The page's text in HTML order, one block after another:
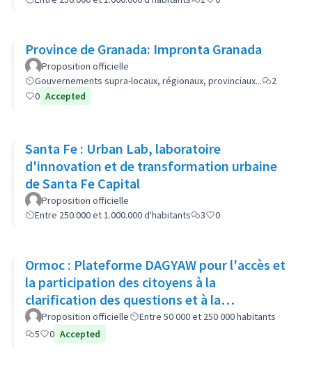
Province de Granada: Impronta Granada
Proposition officielle
Gouvernements supra-locaux, régionaux, provinciaux...
2
0 Accepted
Santa Fe : Urban Lab, laboratoire
d'innovation et de transformation urbaine
de Santa Fe Capital
Proposition officielle
Entre 250.000 et 1.000.000 d'habitants
3 0
Ormoc : Plateforme DAGYAW pour l'accès et
la participation des citoyens à la
clarification des questions et à la
recommandation d'options politiques
Proposition officielle
Entre 50 000 et 250 000 habitants
5
0 Accepted